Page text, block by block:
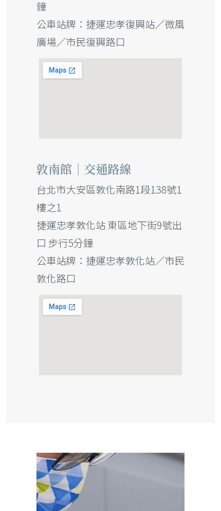
鐘
公車站牌：捷運忠孝復興站／微風
廣場／市民復興路口
敦南館｜交通路線
台北市大安區敦化南路1段138號1
樓之1
捷運忠孝敦化站 東區地下街9號出
口 步行5分鐘
公車站牌：捷運忠孝敦化站／市民
敦化路口